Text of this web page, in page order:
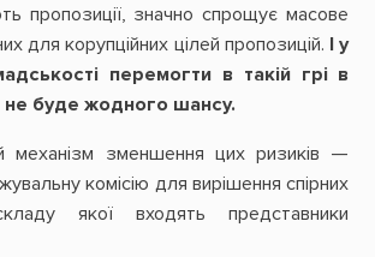
пропозиції, значно спрощує масове
для корупційних цілей пропозицій. І у
перемогти в такій грі в
буде жодного шансу.
механізм зменшення цих ризиків —
комісію для вирішення спірних
якої входять представники